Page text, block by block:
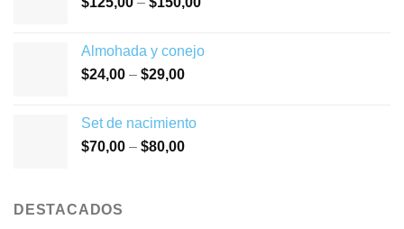
Almohada y conejo
$24,00 – $29,00
Set de nacimiento
$70,00 – $80,00
DESTACADOS